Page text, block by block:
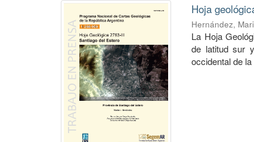
Hoja
Hernández,
La Hoja
de latitud sur
occidental de